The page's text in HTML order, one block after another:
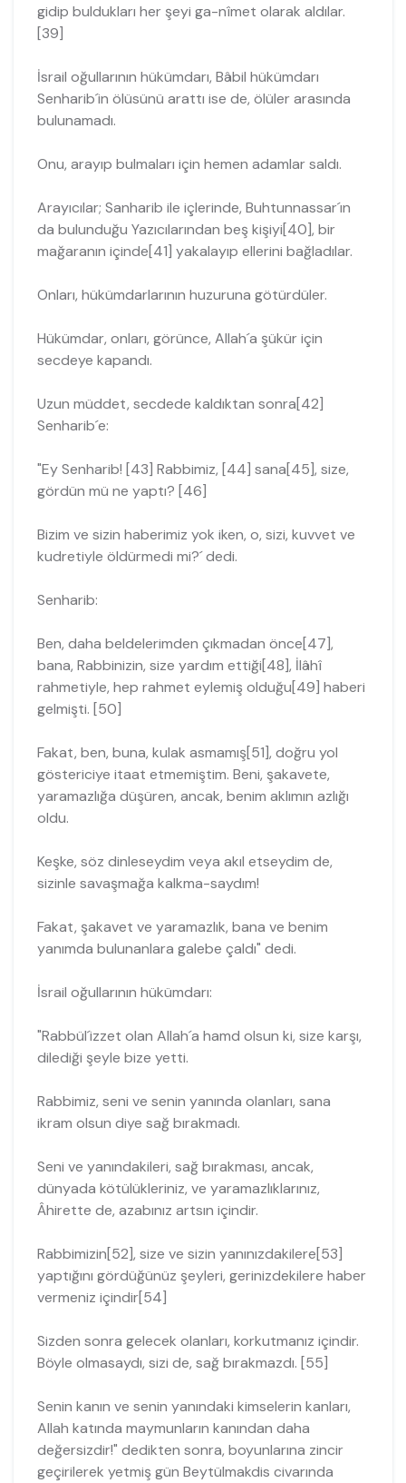
gidip buldukları her şeyi ga-nîmet olarak aldılar.
[39]
İsrail oğullarının hükümdarı, Bâbil hükümdarı
Senharib´in ölüsünü arattı ise de, ölüler arasında
bulunamadı.
Onu, arayıp bulmaları için hemen adamlar saldı.
Arayıcılar; Sanharib ile içlerinde, Buhtunnassar´ın
da bulunduğu Yazıcıların­dan beş kişiyi[40], bir
mağaranın içinde[41] yakalayıp ellerini bağladılar.
Onları, hükümdarlarının huzuruna götürdüler.
Hükümdar, onları, görünce, Allah´a şükür için
secdeye kapandı.
Uzun müddet, secdede kaldıktan sonra[42]
Senharib´e:
"Ey Senharib! [43] Rabbimiz, [44] sana[45], size,
gördün mü ne yaptı? [46]
Bizim ve sizin haberimiz yok iken, o, sizi, kuvvet ve
kudretiyle öldürmedi mi?´ dedi.
Senharib:
Ben, daha beldelerimden çıkmadan önce[47],
bana, Rabbinizin, size yardım ettiği[48], İlâhî
rahmetiyle, hep rahmet eylemiş olduğu[49] haberi
gelmişti. [50]
Fakat, ben, buna, kulak asmamış[51], doğru yol
göstericiye itaat etmemiştim. Beni, şakavete,
yaramazlığa düşüren, ancak, benim aklımın azlığı
oldu.
Keşke, söz dinleseydim veya akıl etseydim de,
sizinle savaşmağa kalkma-saydım!
Fakat, şakavet ve yaramazlık, bana ve benim
yanımda bulunanlara galebe çaldı" dedi.
İsrail oğullarının hükümdarı:
"Rabbül´izzet olan Allah´a hamd olsun ki, size karşı,
dilediği şeyle bize yetti.
Rabbimiz, seni ve senin yanında olanları, sana
ikram olsun diye sağ bırakmadı.
Seni ve yanındakileri, sağ bırakması, ancak,
dünyada kötülükleriniz, ve yara­mazlıklarınız,
Âhirette de, azabınız artsın içindir.
Rabbimizin[52], size ve sizin yanınızdakilere[53]
yaptığını gördüğünüz şeyleri, gerinizdekilere haber
vermeniz içindir[54]
Sizden sonra gelecek olanları, korkutmanız içindir.
Böyle olmasaydı, sizi de, sağ bırakmazdı. [55]
Senin kanın ve senin yanındaki kimselerin kanları,
Allah katında maymunların kanından daha
değersizdir!" dedikten sonra, boyunlarına zincir
geçirilerek yet­miş gün Beytülmakdis civarında